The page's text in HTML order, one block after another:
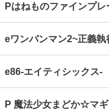
Pはねものファインプレ
eワンパンマン2~正義執
e86‐エイティシックス‐
P 魔法少女まどか☆マ